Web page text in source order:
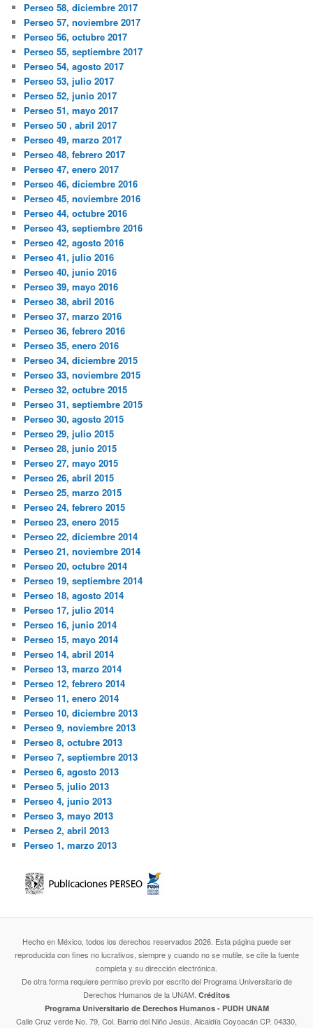
Perseo 58, diciembre 2017
Perseo 57, noviembre 2017
Perseo 56, octubre 2017
Perseo 55, septiembre 2017
Perseo 54, agosto 2017
Perseo 53, julio 2017
Perseo 52, junio 2017
Perseo 51, mayo 2017
Perseo 50 , abril 2017
Perseo 49, marzo 2017
Perseo 48, febrero 2017
Perseo 47, enero 2017
Perseo 46, diciembre 2016
Perseo 45, noviembre 2016
Perseo 44, octubre 2016
Perseo 43, septiembre 2016
Perseo 42, agosto 2016
Perseo 41, julio 2016
Perseo 40, junio 2016
Perseo 39, mayo 2016
Perseo 38, abril 2016
Perseo 37, marzo 2016
Perseo 36, febrero 2016
Perseo 35, enero 2016
Perseo 34, diciembre 2015
Perseo 33, noviembre 2015
Perseo 32, octubre 2015
Perseo 31, septiembre 2015
Perseo 30, agosto 2015
Perseo 29, julio 2015
Perseo 28, junio 2015
Perseo 27, mayo 2015
Perseo 26, abril 2015
Perseo 25, marzo 2015
Perseo 24, febrero 2015
Perseo 23, enero 2015
Perseo 22, diciembre 2014
Perseo 21, noviembre 2014
Perseo 20, octubre 2014
Perseo 19, septiembre 2014
Perseo 18, agosto 2014
Perseo 17, julio 2014
Perseo 16, junio 2014
Perseo 15, mayo 2014
Perseo 14, abril 2014
Perseo 13, marzo 2014
Perseo 12, febrero 2014
Perseo 11, enero 2014
Perseo 10, diciembre 2013
Perseo 9, noviembre 2013
Perseo 8, octubre 2013
Perseo 7, septiembre 2013
Perseo 6, agosto 2013
Perseo 5, julio 2013
Perseo 4, junio 2013
Perseo 3, mayo 2013
Perseo 2, abril 2013
Perseo 1, marzo 2013
Hecho en México, todos los derechos reservados 2026. Esta página puede ser
reproducida con fines no lucrativos, siempre y cuando no se mutile, se cite la fuente
completa y su dirección electrónica.
De otra forma requiere permiso previo por escrito del Programa Universitario de
Derechos Humanos de la UNAM. Créditos
Programa Universitario de Derechos Humanos - PUDH UNAM
Calle Cruz verde No. 79, Col. Barrio del Niño Jesús, Alcaldía Coyoacán CP. 04330,